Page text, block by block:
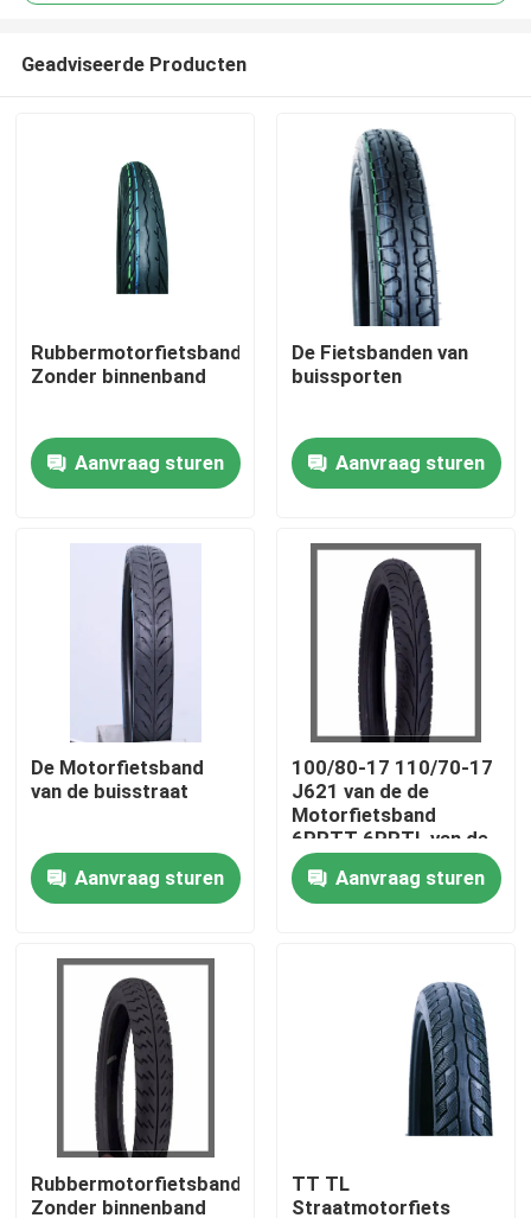
Producten
Over ons
Fabrieksreis
Contacteer ons
Alle Gevallen
De Band van de motorfietsbuis
De Band van de straatmotorfiets
Geadviseerde Producten
Rubbermotorfietsbanden
Zonder binnenband
Aanvraag sturen
De Fietsbanden van
buissporten
Aanvraag sturen
De Motorfietsband
van de buisstraat
Aanvraag sturen
100/80-17 110/70-17
J621 van de de
Motorfietsband
6PRTT 6PRTL van de
Wegstraat de
Buisband 43L
Aanvraag sturen
Rubbermotorfietsbanden
Zonder binnenband
TT TL
Straatmotorfiets